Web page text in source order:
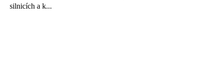
silnicích a k...